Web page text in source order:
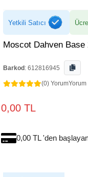
Yetkili Satıcı
Moscot Dahven
Barkod : 612816945
(0) YorumYorum
0,00 TL
0,00 TL 'den